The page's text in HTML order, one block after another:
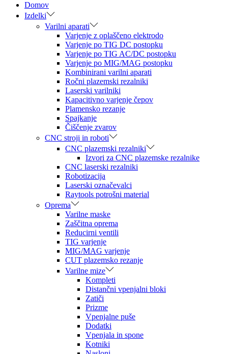
Domov
Izdelki
Varilni aparati
Varjenje z oplaščeno elektrodo
Varjenje po TIG DC postopku
Varjenje po TIG AC/DC postopku
Varjenje po MIG/MAG postopku
Kombinirani varilni aparati
Ročni plazemski rezalniki
Laserski varilniki
Kapacitivno varjenje čepov
Plamensko rezanje
Spajkanje
Čiščenje zvarov
CNC stroji in roboti
CNC plazemski rezalniki
Izvori za CNC plazemske rezalnike
CNC laserski rezalniki
Robotizacija
Laserski označevalci
Raytools potrošni material
Oprema
Varilne maske
Zaščitna oprema
Reducirni ventili
TIG varjenje
MIG/MAG varjenje
CUT plazemsko rezanje
Varilne mize
Kompleti
Distančni vpenjalni bloki
Zatiči
Prizme
Vpenjalne puše
Dodatki
Vpenjala in spone
Kotniki